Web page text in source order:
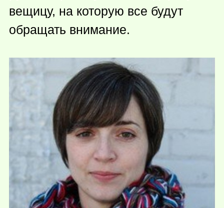
вещицу, на которую все будут
обращать внимание.